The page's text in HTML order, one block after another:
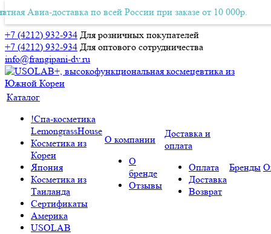
+7 (4212) 932-934 Для розничных покупателей
+7 (4212) 932-934 Для оптового сотрудничества
info@frangipani-dv.ru
Авиа-доставка по всей России при заказе от 10 000р.
Авиа-доставка по всей России при заказе от 10 000р.
Каталог
!Спа-косметика
LemongrassHouse
Косметика из
Кореи
Япония
Косметика из
Таиланда
Сертификаты
Америка
USOLAB
О компании
О
бренде
Отзывы
Доставка и
оплата
Оплата
Доставка
Возврат
Бренды